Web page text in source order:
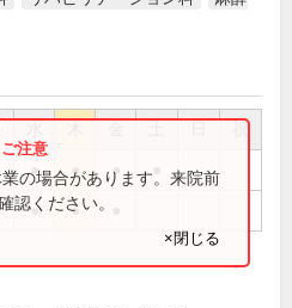
祝
● ● ●
● ●
の場合があります。来院前
認ください。
×閉じる